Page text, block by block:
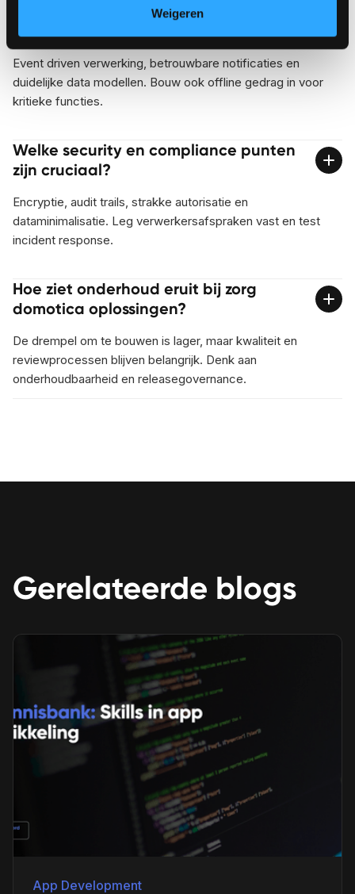
Weigeren
Welke architectuur past bij realtime
zorgdata?
Event driven verwerking, betrouwbare notificaties en
duidelijke data modellen. Bouw ook offline gedrag in voor
kritieke functies.
Welke security en compliance punten
zijn cruciaal?
Encryptie, audit trails, strakke autorisatie en
dataminimalisatie. Leg verwerkersafspraken vast en test
incident response.
Hoe ziet onderhoud eruit bij zorg
domotica oplossingen?
De drempel om te bouwen is lager, maar kwaliteit en
reviewprocessen blijven belangrijk. Denk aan
onderhoudbaarheid en releasegovernance.
Gerelateerde blogs
App Development